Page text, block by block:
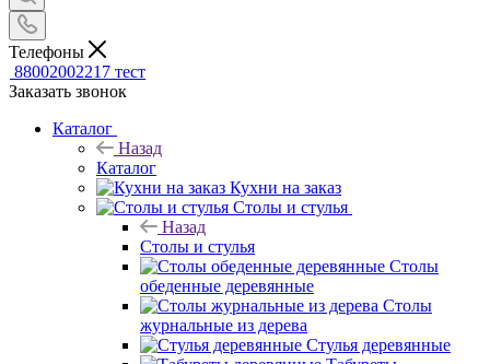
Телефоны
88002002217 тест
Заказать звонок
Каталог
Назад
Каталог
Кухни на заказ
Столы и стулья
Назад
Столы и стулья
Столы
обеденные деревянные
Столы
журнальные из дерева
Стулья деревянные